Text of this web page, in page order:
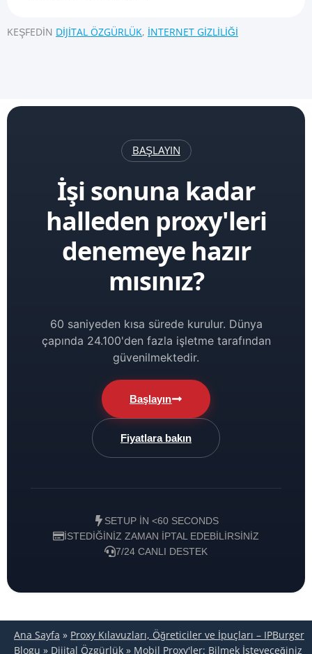
KEŞFEDIN DIJITAL ÖZGÜRLÜK, İNTERNET GIZLILIĞI
BAŞLAYIN
İşi sonuna kadar
halleden proxy'leri
denemeye hazır
mısınız?
60 saniyeden kısa sürede kurulur. Dünya
çapında 24.100'den fazla işletme tarafından
güvenilmektedir.
Başlayın
Fiyatlara bakın
SETUP IN <60 SECONDS
İSTEDIĞINIZ ZAMAN IPTAL EDEBILIRSINIZ
7/24 CANLI DESTEK
Ana Sayfa » Proxy Kılavuzları, Öğreticiler ve İpuçları – IPBurger
Blogu » Dijital Özgürlük » Mobil Proxy'ler: Bilmek İsteyeceğiniz